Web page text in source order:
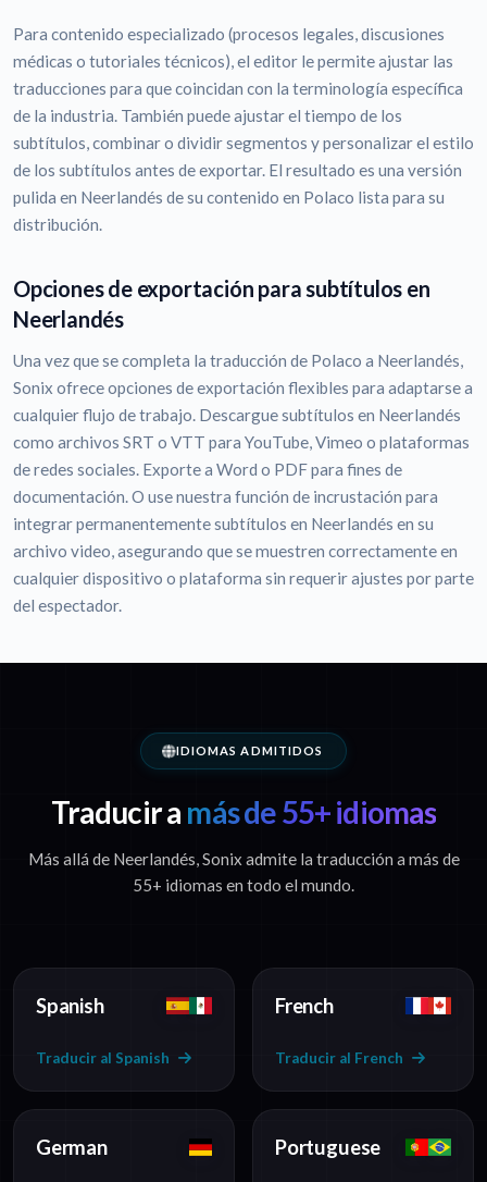
Para contenido especializado (procesos legales, discusiones
médicas o tutoriales técnicos), el editor le permite ajustar las
traducciones para que coincidan con la terminología específica
de la industria. También puede ajustar el tiempo de los
subtítulos, combinar o dividir segmentos y personalizar el estilo
de los subtítulos antes de exportar. El resultado es una versión
pulida en Neerlandés de su contenido en Polaco lista para su
distribución.
Opciones de exportación para subtítulos en
Neerlandés
Una vez que se completa la traducción de Polaco a Neerlandés,
Sonix ofrece opciones de exportación flexibles para adaptarse a
cualquier flujo de trabajo. Descargue subtítulos en Neerlandés
como archivos SRT o VTT para YouTube, Vimeo o plataformas
de redes sociales. Exporte a Word o PDF para fines de
documentación. O use nuestra función de incrustación para
integrar permanentemente subtítulos en Neerlandés en su
archivo video, asegurando que se muestren correctamente en
cualquier dispositivo o plataforma sin requerir ajustes por parte
del espectador.
IDIOMAS ADMITIDOS
Traducir a más de 55+ idiomas
Más allá de Neerlandés, Sonix admite la traducción a más de
55+ idiomas en todo el mundo.
Spanish
Traducir al Spanish
French
Traducir al French
German Portuguese